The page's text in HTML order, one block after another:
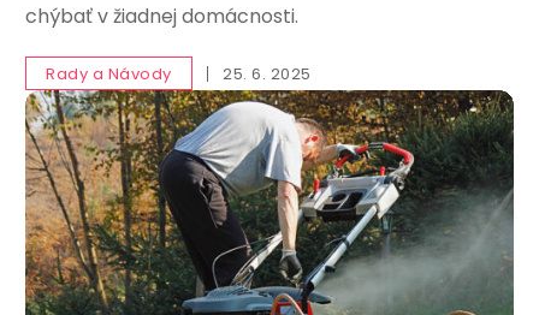
chýbať v žiadnej domácnosti.
Rady a Návody 25. 6. 2025